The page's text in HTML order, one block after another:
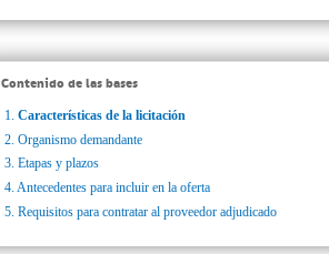
Contenido de las bases
1. Características de la licitación
2. Organismo demandante
3. Etapas y plazos
4. Antecedentes para incluir en la oferta
5. Requisitos para contratar al proveedor adjudicado